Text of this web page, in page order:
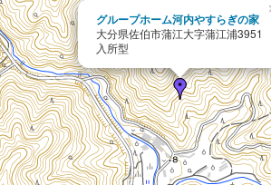
グループホーム河内やすらぎの家
大分県佐伯市蒲江大字蒲江浦3951
入所型